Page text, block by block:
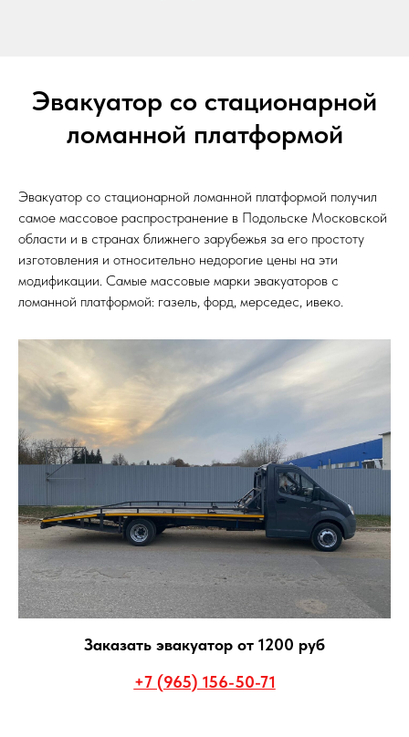
Эвакуатор со стационарной
ломанной платформой
Эвакуатор со стационарной ломанной платформой получил
самое массовое распространение в Подольске Московской
области и в странах ближнего зарубежья за его простоту
изготовления и относительно недорогие цены на эти
модификации. Самые массовые марки эвакуаторов с
ломанной платформой: газель, форд, мерседес, ивеко.
Заказать эвакуатор от 1200 руб
+7 (965) 156-50-71